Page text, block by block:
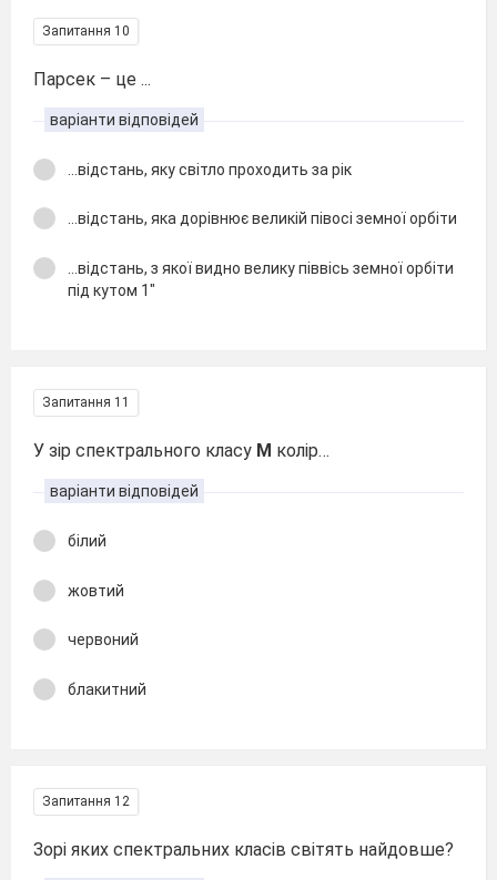
Запитання 10
Парсек – це ...
варіанти відповідей
…відстань, яку світло проходить за рік
…відстань, яка дорівнює великій півосі земної орбіти
…відстань, з якої видно велику піввісь земної орбіти
під кутом 1″
Запитання 11
У зір спектрального класу М колір…
варіанти відповідей
білий
жовтий
червоний
блакитний
Запитання 12
Зорі яких спектральних класів світять найдовше?